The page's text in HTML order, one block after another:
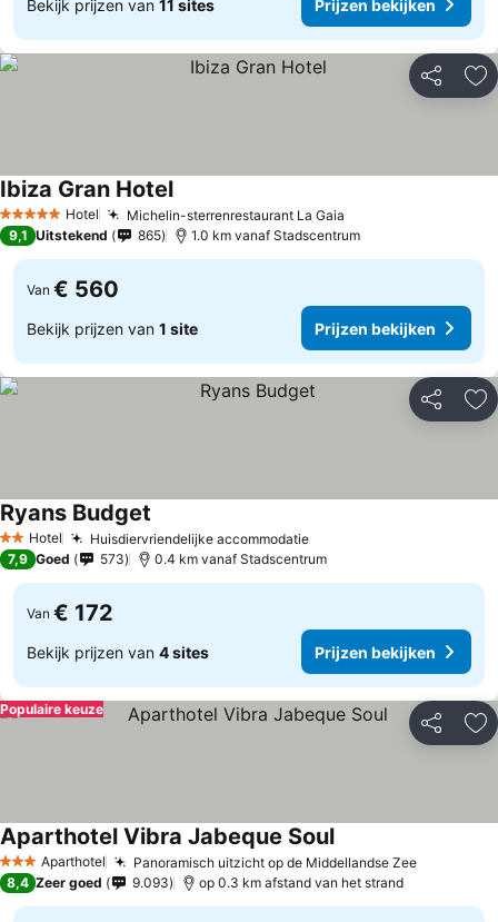
Bekijk prijzen van 11 sites Prijzen bekijken
Delen
5 Sterren Hotel Michelin-sterrenrestaurant La Gaia
Ibiza Gran HotelPrijzen bekijken
9,1 Uitstekend 865 1.0 km vanaf Stadscentrum
Van € 560
Bekijk prijzen van 1 site Prijzen bekijken
Delen
2 Sterren
Hotel Huisdiervriendelijke accommodatiePrijzen bekijken
Ryans Budget
7,9 Goed 573 0.4 km vanaf Stadscentrum
Van € 172
Bekijk prijzen van 4 sites Prijzen bekijken
Delen
Populaire keuze
3 SterrenAparthotel Panoramisch uitzicht op de Middellandse ZeePrijzen
Aparthotel Vibra Jabeque SoulPrijzen bekijken
8,4 Zeer goed 9.093 op 0.3 km afstand van het strand